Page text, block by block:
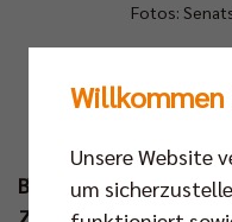
Fotos:
„I
hr seid
auf euch“,
Bürgermeister Kai
Willkommen
Unsere Website
um